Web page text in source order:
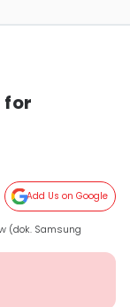
for
Add Us on Google
(dok. Samsung